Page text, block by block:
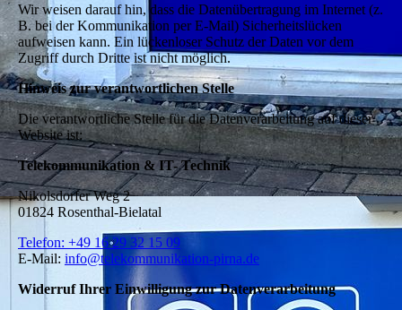
Wir weisen darauf hin, dass die Datenübertragung im Internet (z.
B. bei der Kommunikation per E-Mail) Sicherheitslücken
aufweisen kann. Ein lückenloser Schutz der Daten vor dem
Zugriff durch Dritte ist nicht möglich.
Hinweis zur verantwortlichen Stelle
Die verantwortliche Stelle für die Datenverarbeitung auf dieser
Website ist:
Telekommunikation & IT- Technik
Nikolsdorfer Weg 2
01824 Rosenthal-Bielatal
Telefon: +49 16 29 32 15 09
E-Mail: info@telekommunikation-pirna.de
Widerruf Ihrer Einwilligung zur Datenverarbeitung